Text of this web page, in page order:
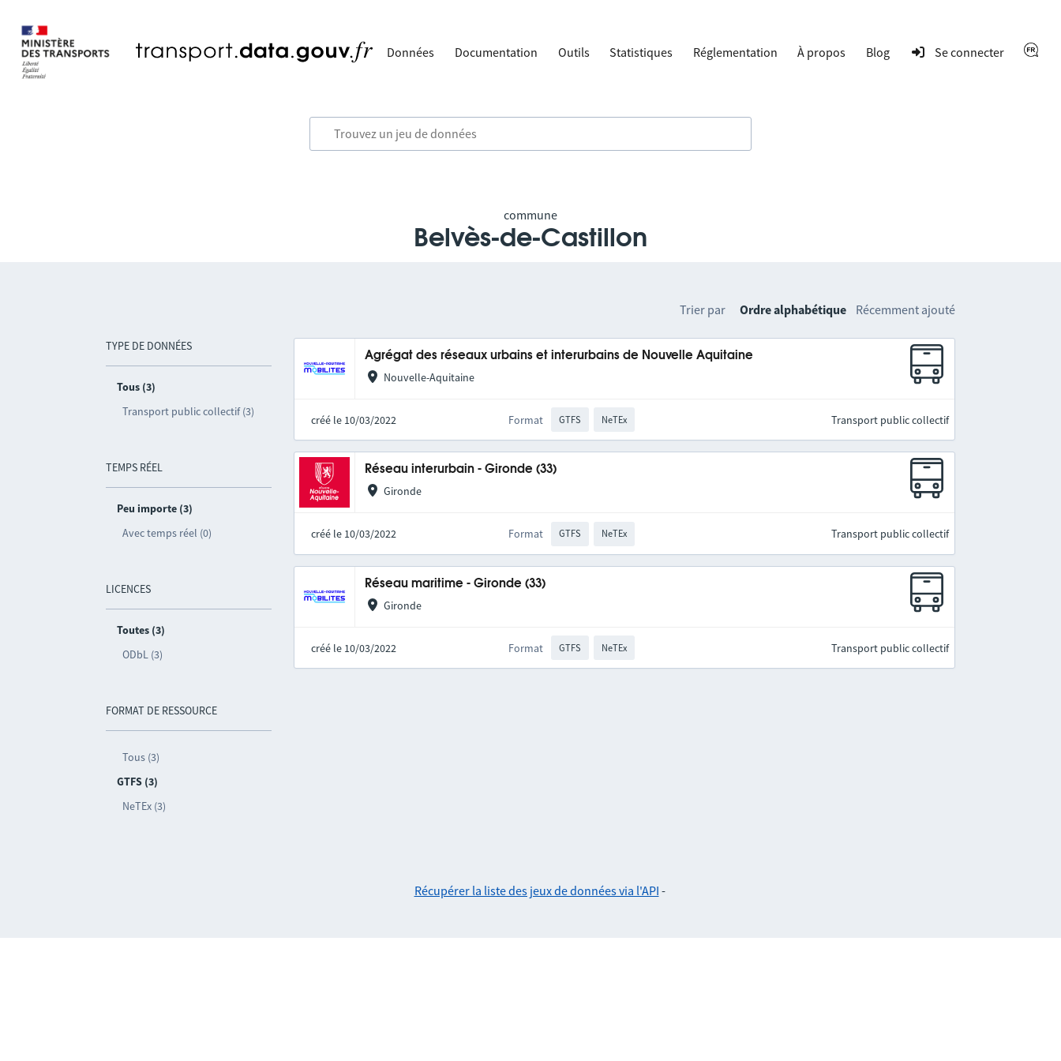
Données Documentation Outils Statistiques Réglementation À propos Blog Se connecter
commune
Belvès-de-Castillon
TYPE DE DONNÉES
Tous (3)
Transport public collectif (3)
TEMPS RÉEL
Peu importe (3)
Avec temps réel (0)
LICENCES
Toutes (3)
ODbL (3)
FORMAT DE RESSOURCE
Tous (3)
GTFS (3)
NeTEx (3)
Trier par Ordre alphabétique Récemment ajouté
Agrégat des réseaux urbains et interurbains de Nouvelle Aquitaine
Nouvelle-Aquitaine
créé le 10/03/2022 Format GTFS NeTEx Transport public collectif
Réseau interurbain - Gironde (33)
Gironde
créé le 10/03/2022 Format GTFS NeTEx Transport public collectif
Réseau maritime - Gironde (33)
Gironde
créé le 10/03/2022 Format GTFS NeTEx Transport public collectif
Récupérer la liste des jeux de données via l'API -